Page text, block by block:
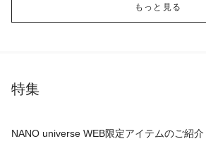
もっと見る
特集
NANO universe WEB限定アイテムのご紹介